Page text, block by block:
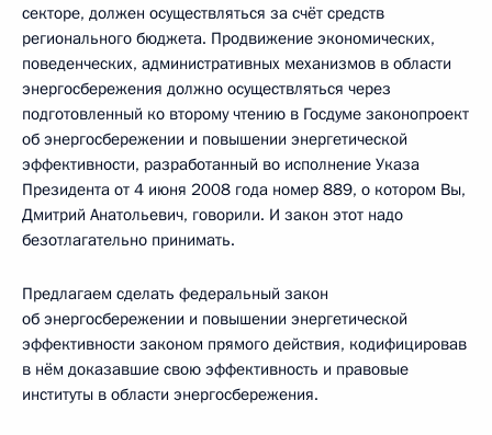
секторе, должен осуществляться за счёт средств
регионального бюджета. Продвижение экономических,
поведенческих, административных механизмов в области
энергосбережения должно осуществляться через
подготовленный ко второму чтению в Госдуме законопроект
об энергосбережении и повышении энергетической
эффективности, разработанный во исполнение Указа
Президента от 4 июня 2008 года номер 889, о котором Вы,
Дмитрий Анатольевич, говорили. И закон этот надо
безотлагательно принимать.
Предлагаем сделать федеральный закон
об энергосбережении и повышении энергетической
эффективности законом прямого действия, кодифицировав
в нём доказавшие свою эффективность и правовые
институты в области энергосбережения.